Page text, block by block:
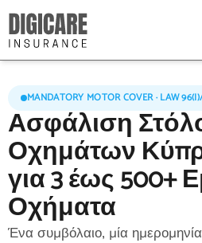
MANDATORY MOTOR COVER · LAW
Ασφάλιση
Οχημάτων
για 3 έως 500+
Οχήματα
Ένα συμβόλαιο, μία